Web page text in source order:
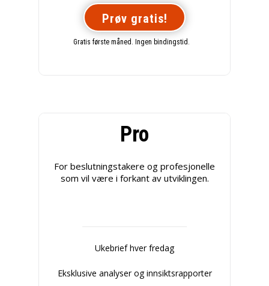
Prøv gratis!
Gratis første måned. Ingen bindingstid.
Pro
For beslutningstakere og profesjonelle
som vil være i forkant av utviklingen.
Ukebrief hver fredag
Eksklusive analyser og innsiktsrapporter